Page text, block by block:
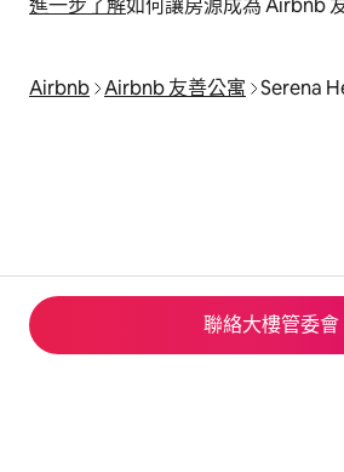
聯絡大樓管委會
進⁠一⁠步了⁠解如何讓房源成為 Airbnb
Airbnb Airbnb 友善公寓 Serena